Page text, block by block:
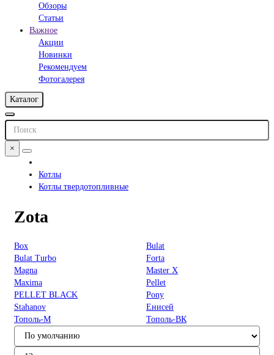
Обзоры
Статьи
Важное
Акции
Новинки
Рекомендуем
Фотогалерея
Каталог
×
Котлы
Котлы твердотопливные
Zota
Box
Bulat
Bulat Turbo
Forta
Magna
Master X
Maxima
Pellet
PELLET BLACK
Pony
Stahanov
Енисей
Тополь-M
Тополь-ВК